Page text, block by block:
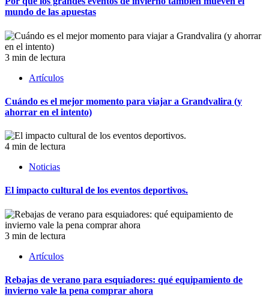
mundo de las apuestas
3 min de lectura
Artículos
Cuándo es el mejor momento para viajar a Grandvalira (y
ahorrar en el intento)
4 min de lectura
Noticias
El impacto cultural de los eventos deportivos.
3 min de lectura
Artículos
Rebajas de verano para esquiadores: qué equipamiento de
invierno vale la pena comprar ahora